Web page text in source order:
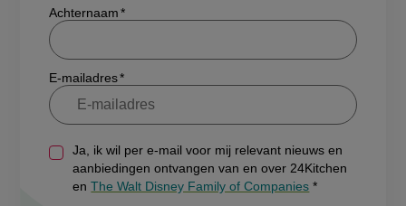
Achternaam
E-mailadres
Ja, ik wil per e-mail voor mij relevant nieuws en
aanbiedingen ontvangen van en over 24Kitchen
enThe Walt Disney Family of Companies